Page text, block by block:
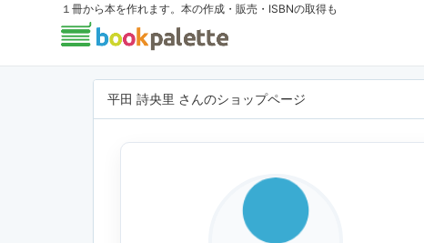
１冊から本を作れます。本の作成・販売・ISBNの取得も
平田 詩央里 さんのショップページ